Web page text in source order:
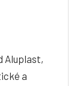
Aluplast,
a